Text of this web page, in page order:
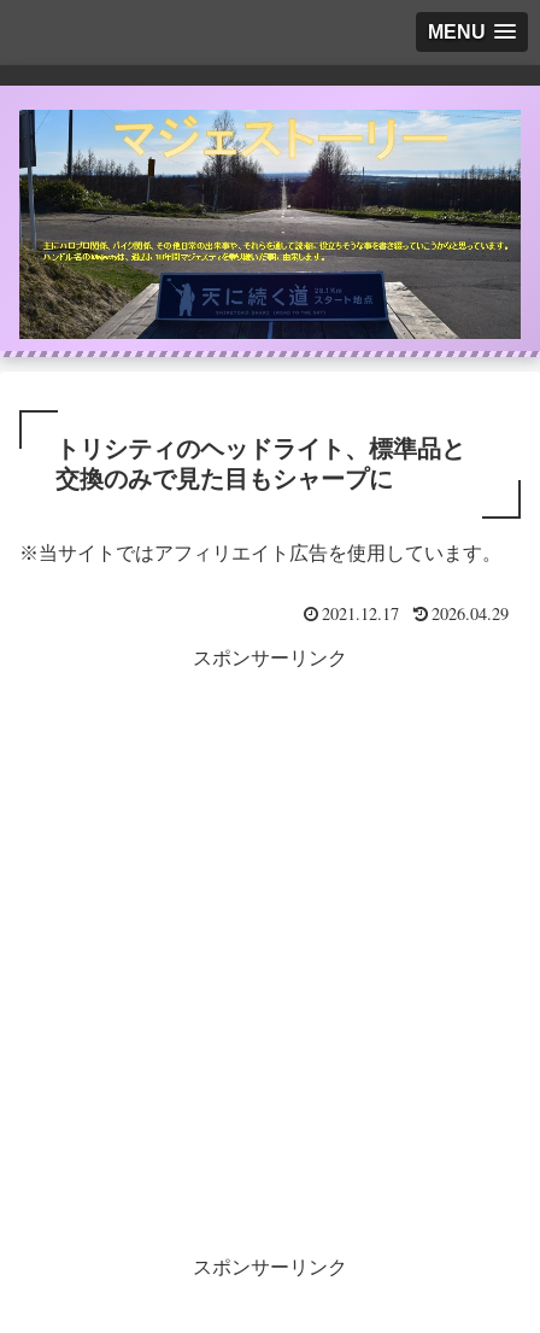
MENU
トリシティのヘッドライト、標準品と
交換のみで見た目もシャープに
※当サイトではアフィリエイト広告を使用しています。
2021.12.17 2026.04.29
スポンサーリンク
スポンサーリンク